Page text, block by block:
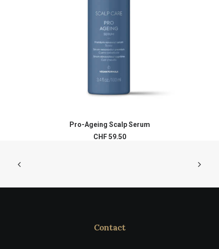
Pro-Ageing Scalp Serum
CHF59.50
Contact